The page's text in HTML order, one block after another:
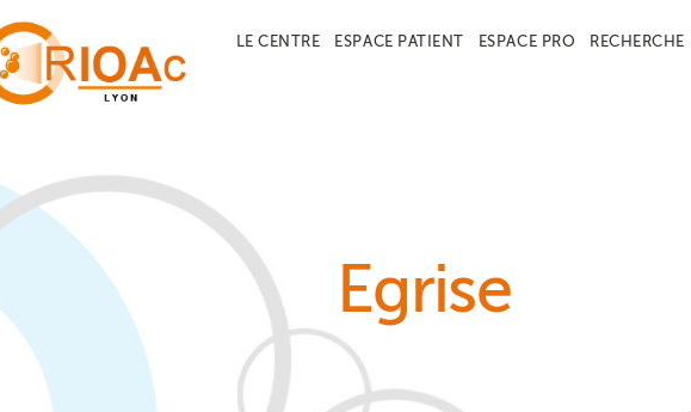
LE CENTRE ESPACE PATIENT ESPACE PRO RECHERCHE
Egrise